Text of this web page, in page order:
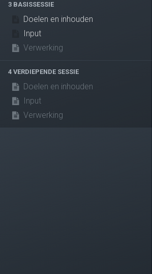
3 BASISSESSIE
Doelen en inhouden
Input
Verwerking
4 VERDIEPENDE SESSIE
Doelen en inhouden
Input
Verwerking